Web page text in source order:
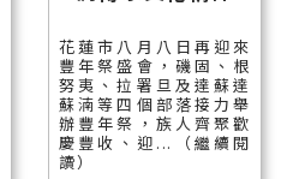
花蓮市八月八日再迎來
豐年祭盛會，磯固、根
努夷、拉署旦及達蘇達
蘇湳等四個部落接力舉
辦豐年祭，族人齊聚歡
慶豐收、迎...（繼續閱
讀）